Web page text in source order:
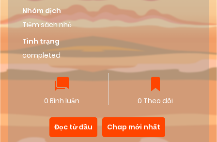
Nhóm dịch
Tiệm sách nhỏ
Tình trạng
completed
0 Bình luận 0 Theo dõi
Đọc từ đầu Chap mới nhất